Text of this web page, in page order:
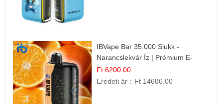
IBVape Bar 35.000 Slukk -
Narancslekvár Íz | Prémium E-
cigaretta
Ft 6200.00
Eredeti ár： Ft 14686.00